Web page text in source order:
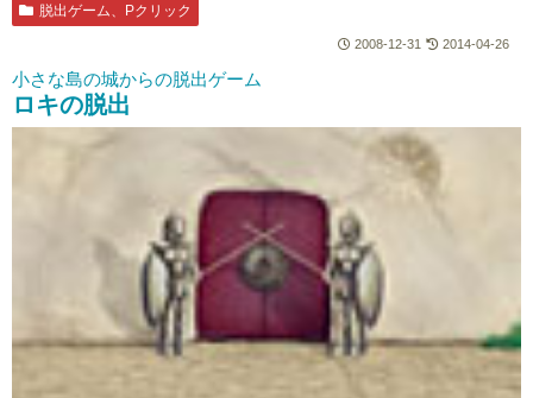
脱出ゲーム、Pクリック
2008-12-31 2014-04-26
小さな島の城からの脱出ゲーム
ロキの脱出